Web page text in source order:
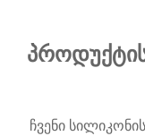
ჩვენი